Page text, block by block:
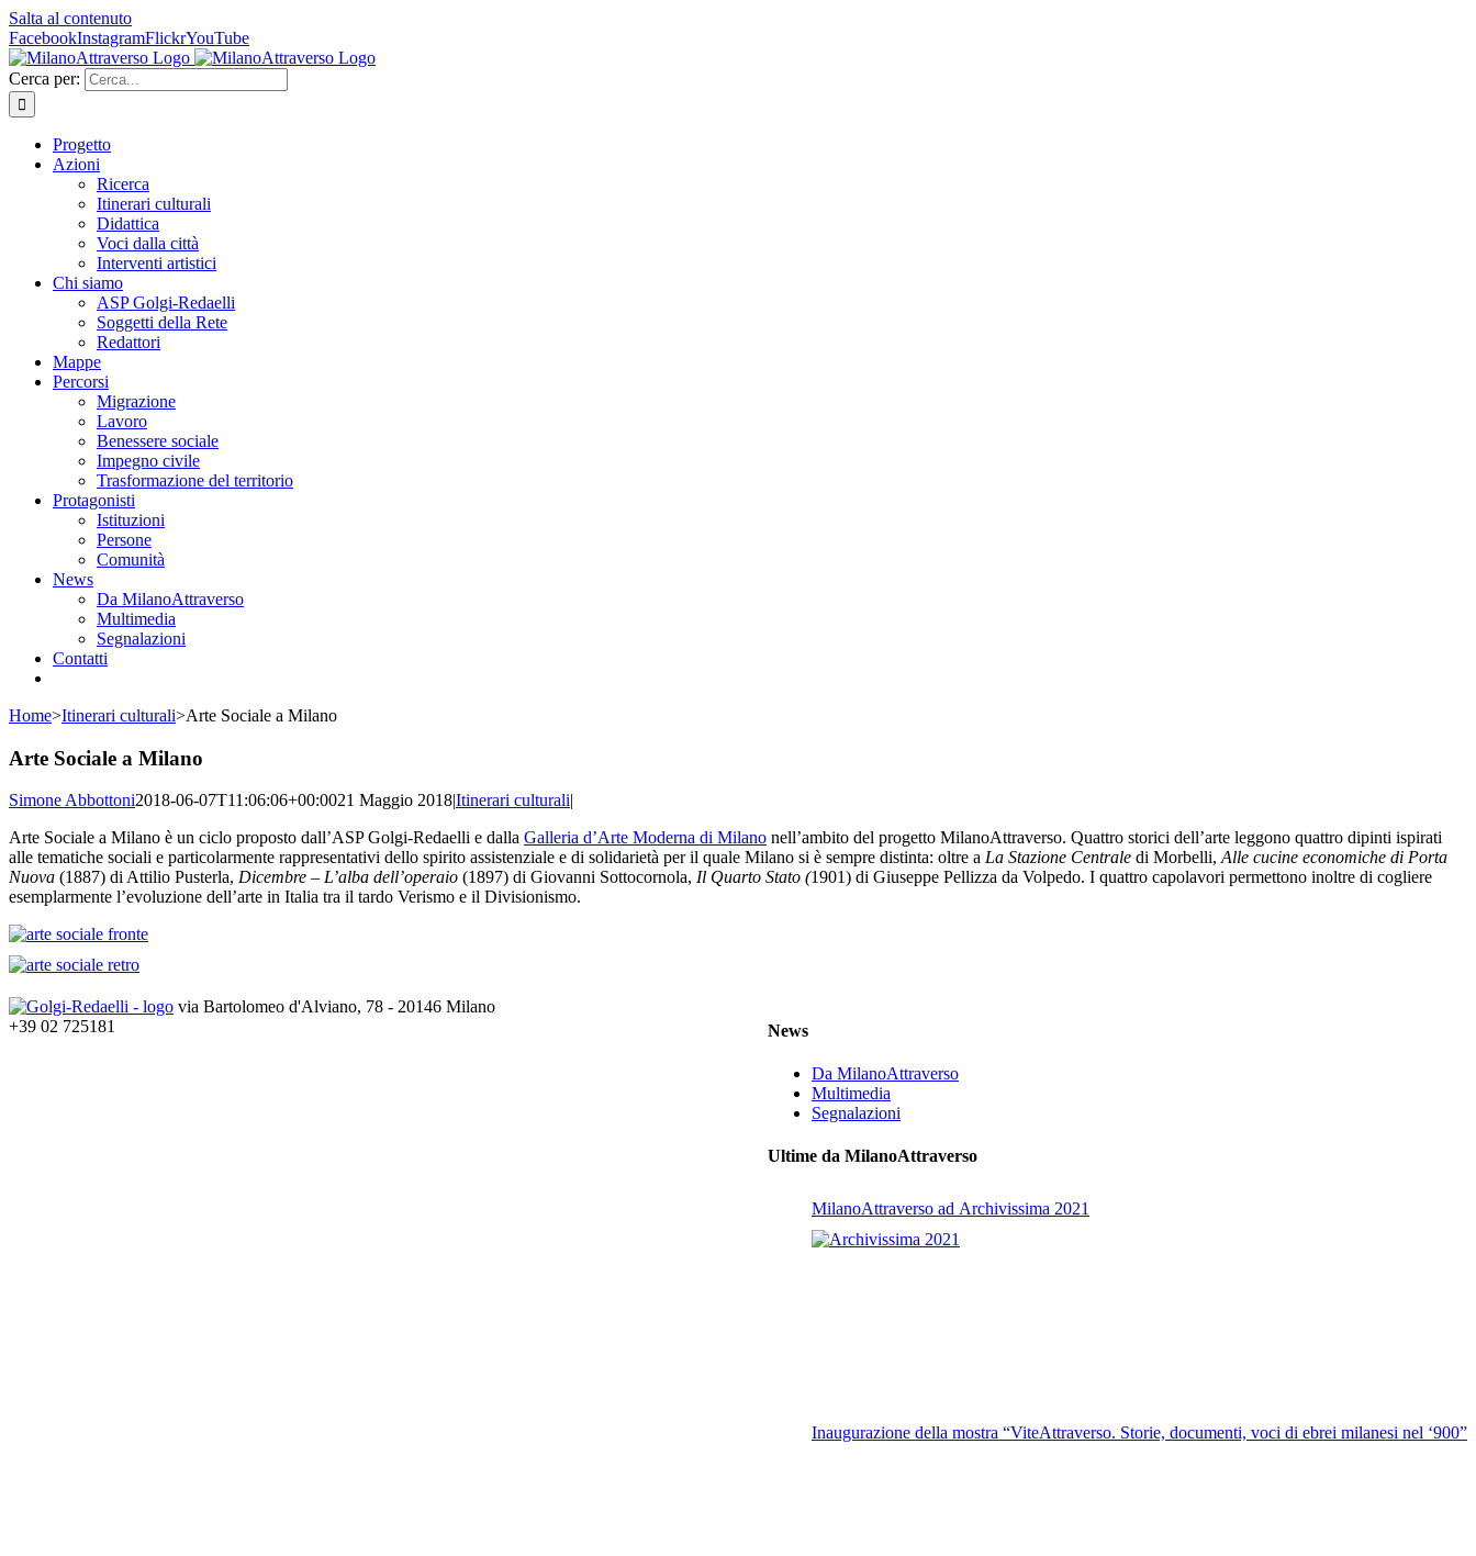
Salta al contenuto
FacebookInstagramFlickrYouTube
Cerca per:
Progetto
Azioni
Ricerca
Itinerari culturali
Didattica
Voci dalla città
Interventi artistici
Chi siamo
ASP Golgi-Redaelli
Soggetti della Rete
Redattori
Mappe
Percorsi
Migrazione
Lavoro
Benessere sociale
Impegno civile
Trasformazione del territorio
Protagonisti
Istituzioni
Persone
Comunità
News
Da MilanoAttraverso
Multimedia
Segnalazioni
Contatti
Home>Itinerari culturali>Arte Sociale a Milano
Arte Sociale a Milano
Simone Abbottoni2018-06-07T11:06:06+00:0021 Maggio 2018|Itinerari culturali|
Arte Sociale a Milano è un ciclo proposto dall’ASP Golgi-Redaelli e dalla Galleria d’Arte Moderna di Milano nell’ambito del progetto MilanoAttraverso. Quattro storici dell’arte leggono quattro dipinti ispirati
alle tematiche sociali e particolarmente rappresentativi dello spirito assistenziale e di solidarietà per il quale Milano si è sempre distinta: oltre a La Stazione Centrale di Morbelli,Alle cucine economiche di Porta
Nuova (1887) di Attilio Pusterla, Dicembre – L’alba dell’operaio (1897) di Giovanni Sottocornola, Il Quarto Stato (1901) di Giuseppe Pellizza da Volpedo. I quattro capolavori permettono inoltre di cogliere
esemplarmente l’evoluzione dell’arte in Italia tra il tardo Verismo e il Divisionismo.
News
Da MilanoAttraverso
Multimedia
Segnalazioni
Ultime da MilanoAttraverso
MilanoAttraverso ad Archivissima 2021
Inaugurazione della mostra “ViteAttraverso. Storie, documenti, voci di ebrei milanesi nel ‘900”
via Bartolomeo d'Alviano, 78 - 20146 Milano
+39 02 725181